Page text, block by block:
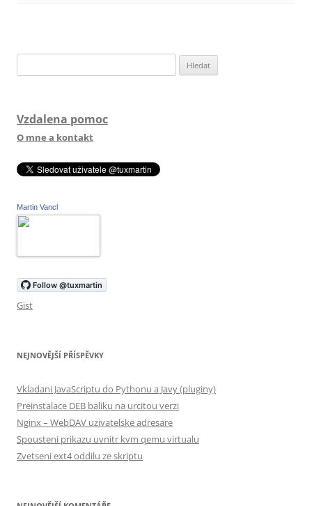
Vzdalena pomoc
O mne a kontakt
Martin Vancl
Gist
NEJNOVĚJŠÍ PŘÍSPĚVKY
Vkladani JavaScriptu do Pythonu a Javy (pluginy)
Preinstalace DEB baliku na urcitou verzi
Nginx – WebDAV uzivatelske adresare
Spousteni prikazu uvnitr kvm qemu virtualu
Zvetseni ext4 oddilu ze skriptu